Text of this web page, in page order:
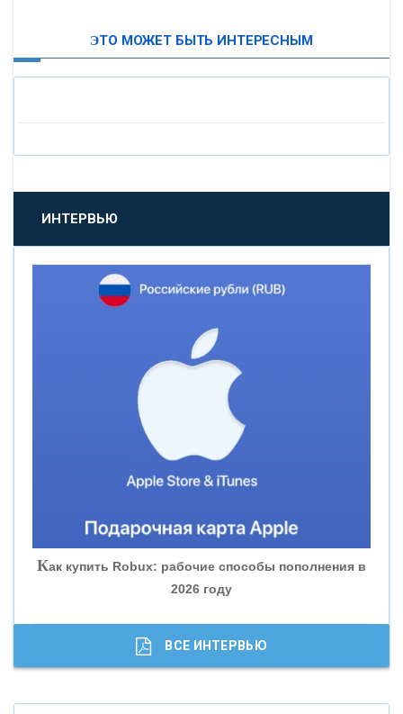
«БАНК САНКТ-ПЕТЕРБУРГ»
«ПРОМСВЯЗЬБАНК»
«НОВИКОМБАНК»
«ВНЕШПРОМБАНК»
«БАНК ГЛОБЭКС»
«СОВКОМБАНК»
«ГАЗПРОМБАНК»
«МОСКОВСКИЙ КРЕДИТНЫЙ БАНК»
ЭТО МОЖЕТ БЫТЬ ИНТЕРЕСНЫМ
ИНТЕРВЬЮ
Как купить Robux: рабочие способы пополнения в
2026 году
ВСЕ ИНТЕРВЬЮ